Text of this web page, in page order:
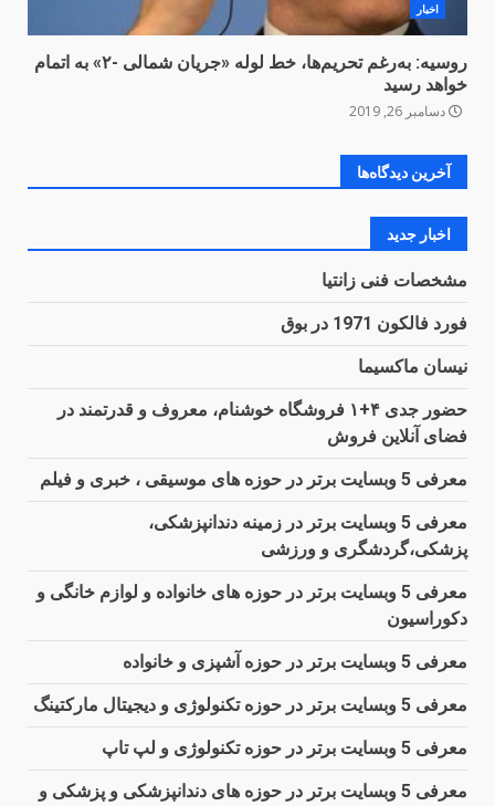
اخبار
روسیه: به‌رغم تحریم‌ها، خط لوله «جریان شمالی -۲» به اتمام
خواهد رسید
دسامبر 26, 2019
آخرین دیدگاه‌ها
اخبار جدید
مشخصات فنی زانتیا
فورد فالکون 1971 در بوق
نیسان ماکسیما
حضور جدی ۴+۱ فروشگاه خوشنام، معروف و قدرتمند در
فضای آنلاین فروش
معرفی 5 وبسایت برتر در حوزه های موسیقی ، خبری و فیلم
معرفی 5 وبسایت برتر در زمینه دندانپزشکی،
پزشکی،گردشگری و ورزشی
معرفی 5 وبسایت برتر در حوزه های خانواده و لوازم خانگی و
دکوراسیون
معرفی 5 وبسایت برتر در حوزه آشپزی و خانواده
معرفی 5 وبسایت برتر در حوزه تکنولوژی و دیجیتال مارکتینگ
معرفی 5 وبسایت برتر در حوزه تکنولوژی و لپ تاپ
معرفی 5 وبسایت برتر در حوزه های دندانپزشکی و پزشکی و